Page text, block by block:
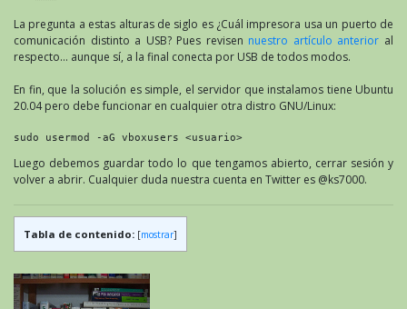
La pregunta a estas alturas de siglo es ¿Cuál impresora usa un puerto de
comunicación distinto a USB? Pues revisen nuestro artículo anterior al
respecto… aunque sí, a la final conecta por USB de todos modos.
En fin, que la solución es simple, el servidor que instalamos tiene Ubuntu
20.04 pero debe funcionar en cualquier otra distro GNU/Linux:
sudo usermod -aG vboxusers <usuario>
Luego debemos guardar todo lo que tengamos abierto, cerrar sesión y
volver a abrir. Cualquier duda nuestra cuenta en Twitter es @ks7000.
Tabla de contenido: [mostrar]